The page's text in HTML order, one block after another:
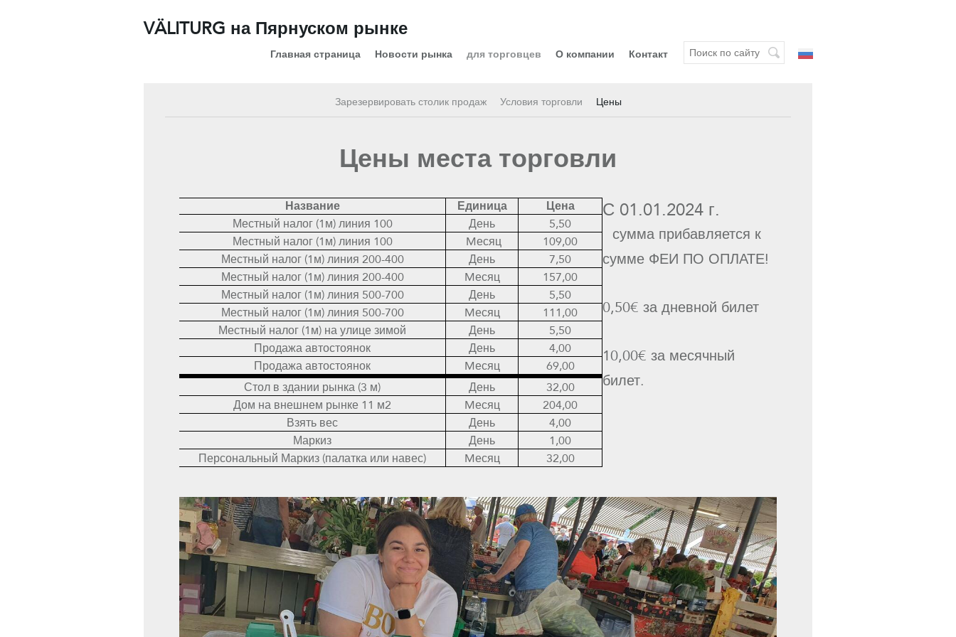
VÄLITURG на Пярнуском рынке
Главная страница Новости рынка для торговцев О компании Контакт
Зарезервировать столик продаж Условия торговли Цены
Цены места торговли
Название Единица
Цена
Местный налог (1м) линия 100
День
5,50
Местный налог (1м) линия 100
Mесяц
109,00
Местный налог (1м) линия 200-400
День
7,50
Местный налог (1м) линия 200-400
Mесяц
157,00
Местный налог (1м) линия 500-700
День
5,50
Местный налог (1м) линия 500-700
Mесяц
111,00
Местный налог (1м) на улице зимой
День
5,50
Продажа автостоянок
День
4,00
Продажа автостоянок
Mесяц
69,00
Стол в здании рынка (3 м)
День
32,00
Дом на внешнем рынке 11 м2
Mесяц
204,00
Взять вес
День
4,00
Маркиз
День
1,00
Персональный Маркиз (палатка или навес)
Mесяц 32,00
С 01.01.2024 г.
сумма прибавляется к
сумме ФЕИ ПО ОПЛАТЕ!
0,50€ за дневной билет
10,00€ за месячный
билет.